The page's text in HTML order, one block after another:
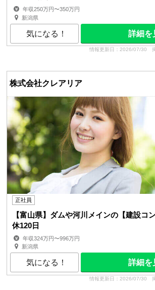
年収250万円〜350万円
新潟県
気になる！ 詳細を
情報更新日：2026/07/30
株式会社クレアリア
正社員
【富山県】ダムや河川メインの【建設コ
休120日
年収324万円〜996万円
新潟県
気になる！ 詳細を
情報更新日：2026/07/30